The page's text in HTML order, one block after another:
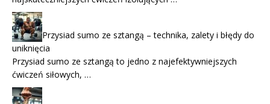
Przysiad sumo ze sztangą – technika, zalety i błędy do
uniknięcia
Przysiad sumo ze sztangą to jedno z najefektywniejszych
ćwiczeń siłowych, …